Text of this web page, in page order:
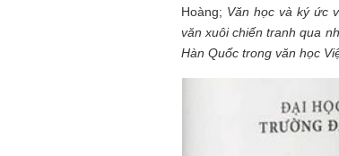
Hoàng; Văn học và ký ức
văn xuôi chiến tranh qua
Hàn Quốc trong văn học
NHỮNG
NGƯỜI
TÔI GẶP,
Tôi từng
công việc
hành
trí tưởng
do tạo
(TRẦN